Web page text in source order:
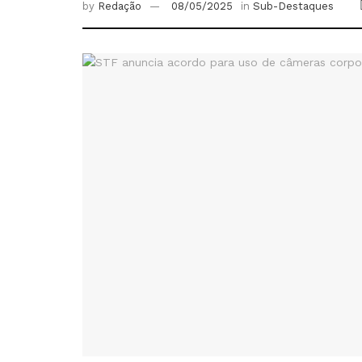
by Redação 08/05/2025 in Sub-Destaques